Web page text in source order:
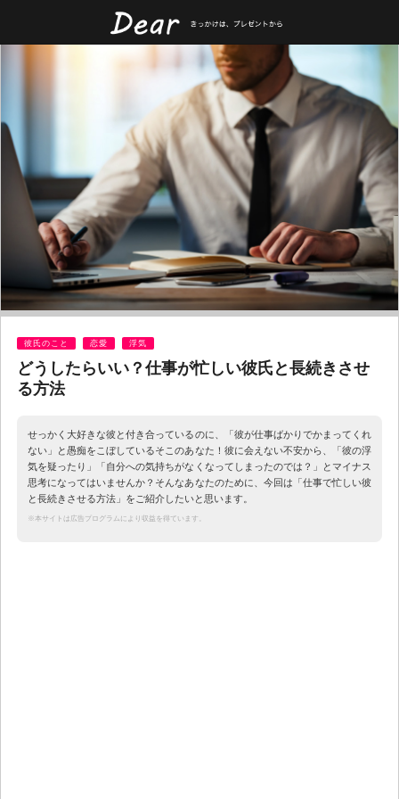
彼氏のこと 恋愛 浮気
どうしたらいい？仕事が忙しい彼氏と長続きさせ
る方法
せっかく大好きな彼と付き合っているのに、「彼が仕事ばかりでかまってくれ
ない」と愚痴をこぼしているそこのあなた！彼に会えない不安から、「彼の浮
気を疑ったり」「自分への気持ちがなくなってしまったのでは？」とマイナス
思考になってはいませんか？そんなあなたのために、今回は「仕事で忙しい彼
と長続きさせる方法」をご紹介したいと思います。
※本サイトは広告プログラムにより収益を得ています。